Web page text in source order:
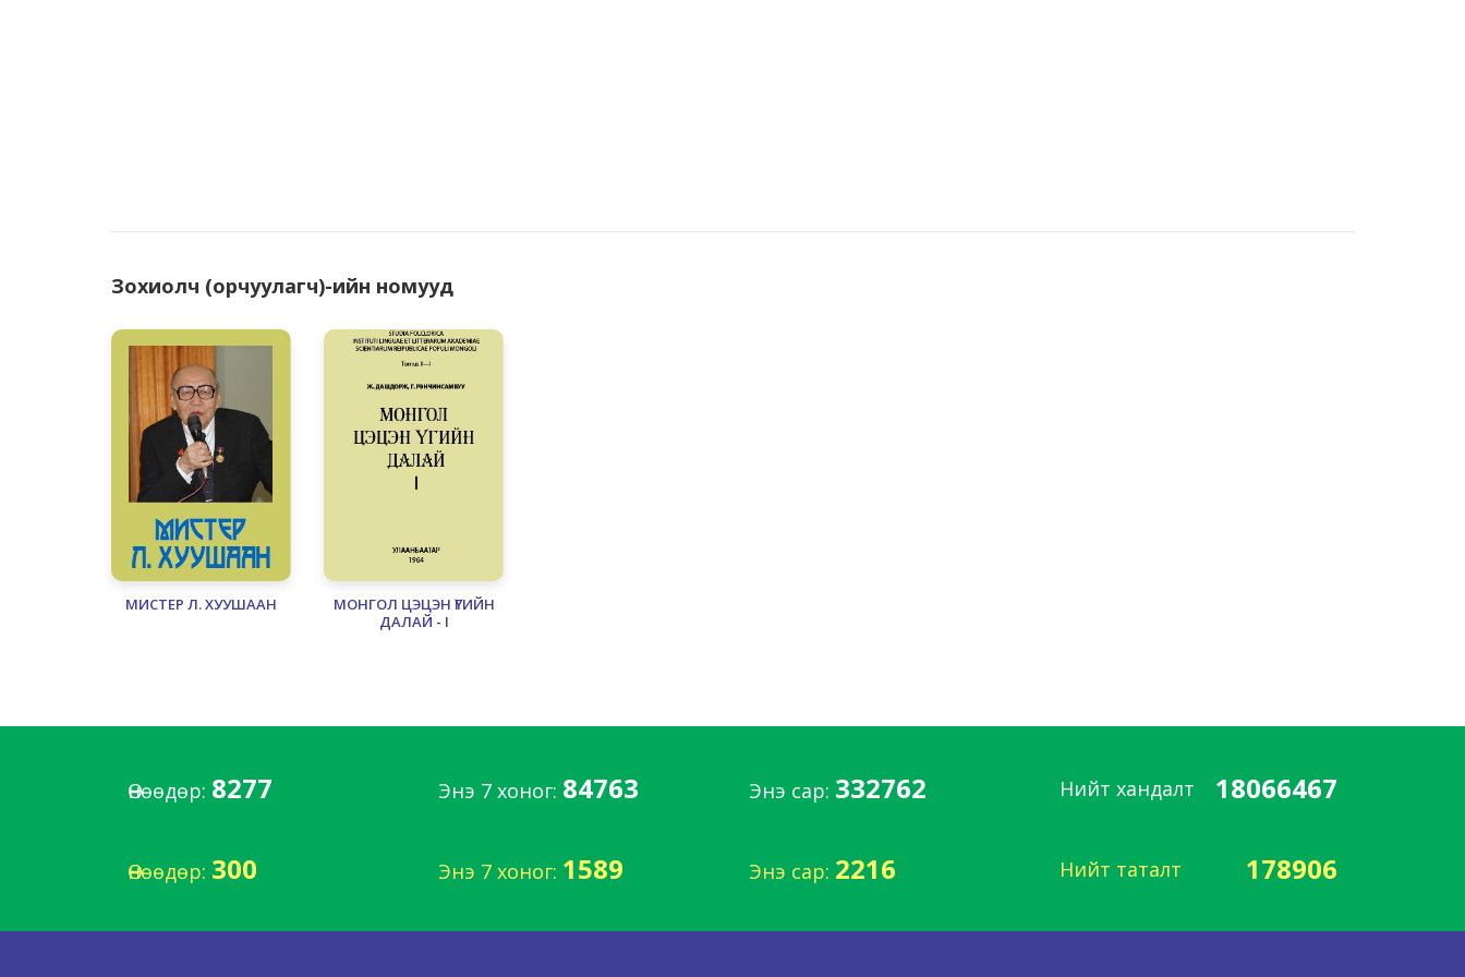
Зохиолч (орчуулагч)-ийн номууд
МИСТЕР Л. ХУУШААН
МОНГОЛ ЦЭЦЭН ҮГИЙН
ДАЛАЙ - I
Өнөөдөр: 8277 Энэ 7 хоног: 84763 Энэ сар: 332762 Нийт хандалт 18066467
Өнөөдөр: 300 Энэ 7 хоног: 1589 Энэ сар: 2216 Нийт таталт 178906